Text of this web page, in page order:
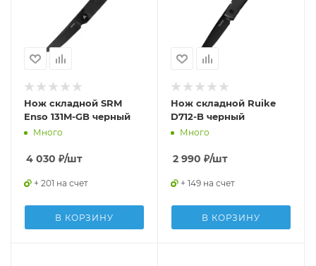
Нож складной SRM
Enso 131M-GB черный
Много
4 030 ₽/шт
+ 201 на счет
В КОРЗИНУ
Нож складной Ruike
D712-B черный
Много
2 990 ₽/шт
+ 149 на счет
В КОРЗИНУ